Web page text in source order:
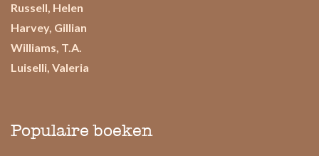
Russell, Helen
Harvey, Gillian
Williams, T.A.
Luiselli, Valeria
Populaire boeken